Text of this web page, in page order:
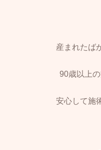
産まれたば
90歳以上
安心して施